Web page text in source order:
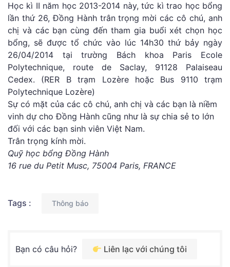
Học kì II năm học 2013-2014 này, tức kì trao học bổng
lần thứ 26, Đồng Hành trân trọng mời các cô chú, anh
chị và các bạn cùng đến tham gia buổi xét chọn học
bổng, sẽ được tổ chức vào lúc 14h30 thứ bảy ngày
26/04/2014 tại trường Bách khoa Paris Ecole
Polytechnique, route de Saclay, 91128 Palaiseau
Cedex. (RER B trạm Lozère hoặc Bus 9110 trạm
Polytechnique Lozère)
Sự có mặt của các cô chú, anh chị và các bạn là niềm
vinh dự cho Đồng Hành cũng như là sự chia sẻ to lớn
đối với các bạn sinh viên Việt Nam.
Trân trọng kính mời.
Quỹ học bổng Đồng Hành
16 rue du Petit Musc, 75004 Paris, FRANCE
Tags : Thông báo
Bạn có câu hỏi? Liên lạc với chúng tôi